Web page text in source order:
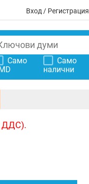
Вход / Регистрация
Само
Само
налични
ДДС).